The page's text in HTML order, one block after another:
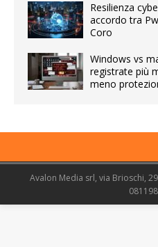
Resilienza
accordo tra
Coro
Windows vs
registrate più
meno
Avalon Media srl, via Brioschi,